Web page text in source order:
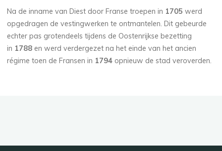
Na de inname van Diest door Franse troepen in 1705 werd
opgedragen de vestingwerken te ontmantelen. Dit gebeurde
echter pas grotendeels tijdens de Oostenrijkse bezetting
in 1788 en werd verdergezet na het einde van het ancien
régime toen de Fransen in 1794 opnieuw de stad veroverden.